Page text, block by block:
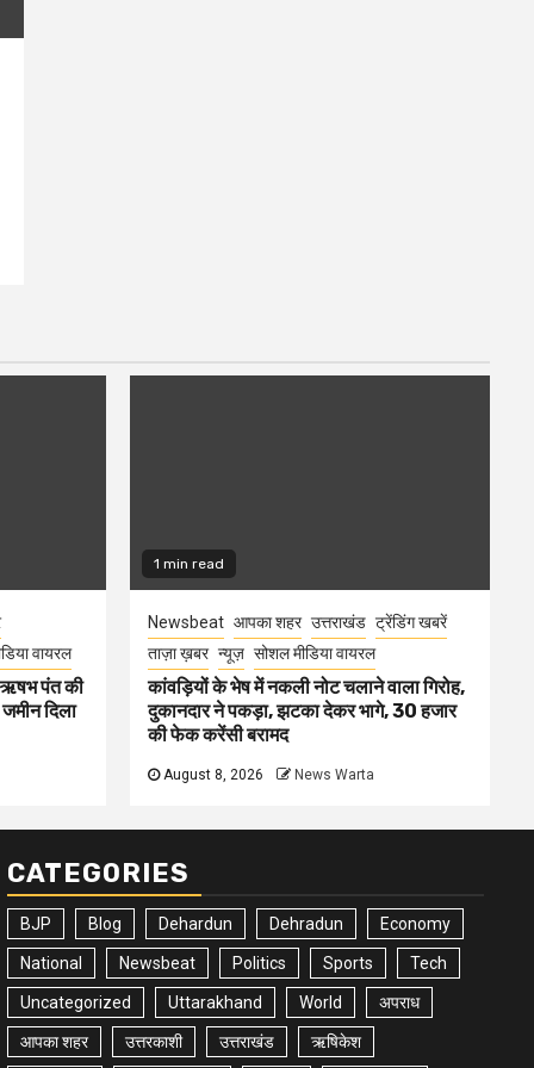
वायरल
पंत की
दिला
1 min read
Newsbeat आपका शहर उत्तराखंड ट्रेंडिंग खबरें
ताज़ा ख़बर न्यूज़ सोशल मीडिया वायरल
कांवड़ियों के भेष में नकली नोट चलाने वाला गिरोह,
दुकानदार ने पकड़ा, झटका देकर भागे, 30 हजार
की फेक करेंसी बरामद
August 8, 2026 News Warta
CATEGORIES
BJP Blog Dehardun Dehradun Economy
National Newsbeat Politics Sports Tech
Uncategorized Uttarakhand World अपराध
आपका शहर उत्तरकाशी उत्तराखंड ऋषिकेश